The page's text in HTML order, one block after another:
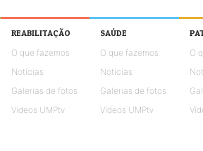
REABILITAÇÃO
O que fazemos
Notícias
Galerias de fotos
Vídeos UMPtv
SAÚDE
O que fazemos
Notícias
Galerias de fotos
Vídeos UMPtv
O